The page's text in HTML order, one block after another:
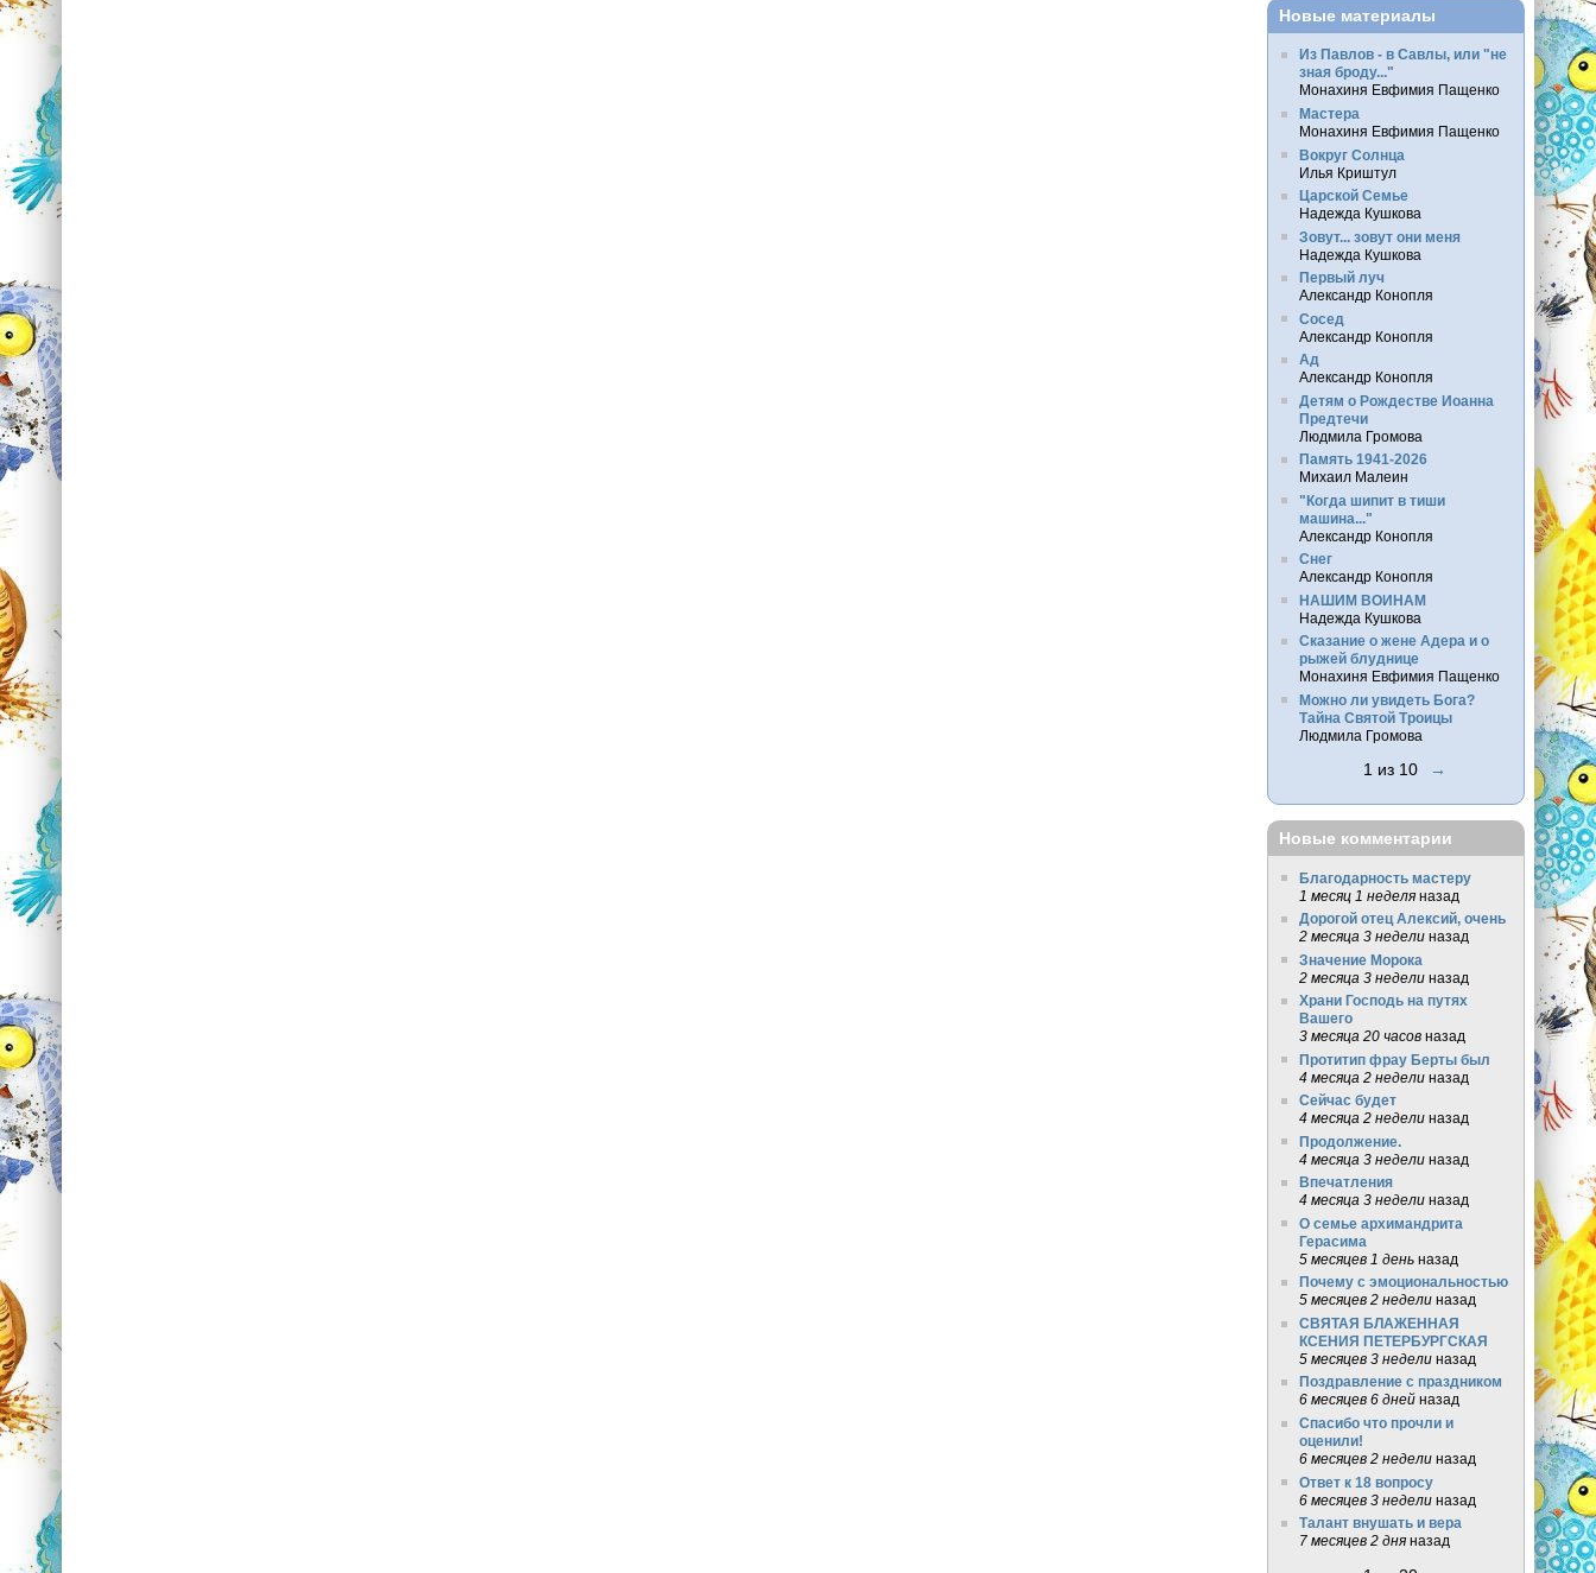
Новые материалы
Из Павлов - в Савлы, или "не
зная броду..."
Монахиня Евфимия Пащенко
Мастера
Монахиня Евфимия Пащенко
Вокруг Солнца
Илья Криштул
Царской Семье
Надежда Кушкова
Зовут... зовут они меня
Надежда Кушкова
Первый луч
Александр Конопля
Сосед
Александр Конопля
Ад
Александр Конопля
Детям о Рождестве Иоанна
Предтечи
Людмила Громова
Память 1941-2026
Михаил Малеин
"Когда шипит в тиши
машина..."
Александр Конопля
Снег
Александр Конопля
НАШИМ ВОИНАМ
Надежда Кушкова
Сказание о жене Адера и о
рыжей блуднице
Монахиня Евфимия Пащенко
Можно ли увидеть Бога?
Тайна Святой Троицы
Людмила Громова
1 из 10 →
Новые комментарии
Благодарность мастеру
1 месяц 1 неделяназад
Дорогой отец Алексий, очень
2 месяца 3 неделиназад
Значение Морока
2 месяца 3 неделиназад
Храни Господь на путях
Вашего
3 месяца 20 часовназад
Протитип фрау Берты был
4 месяца 2 неделиназад
Сейчас будет
4 месяца 2 неделиназад
Продолжение.
4 месяца 3 неделиназад
Впечатления
4 месяца 3 неделиназад
О семье архимандрита
Герасима
5 месяцев 1 деньназад
Почему с эмоциональностью
5 месяцев 2 неделиназад
СВЯТАЯ БЛАЖЕННАЯ
КСЕНИЯ ПЕТЕРБУРГСКАЯ
5 месяцев 3 неделиназад
Поздравление с праздником
6 месяцев 6 днейназад
Спасибо что прочли и
оценили!
6 месяцев 2 неделиназад
Ответ к 18 вопросу
6 месяцев 3 неделиназад
Талант внушать и вера
7 месяцев 2 дняназад